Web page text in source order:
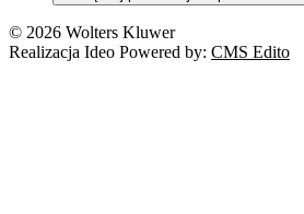
Prawo autorskie
© 2026 Wolters Kluwer
Realizacja Ideo Powered by: CMS Edito